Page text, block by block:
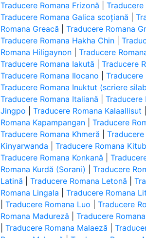
Traducere Romana Frizonă |Traducere
Traducere Romana Galica scoțiană |
Romana Greacă |Traducere Romana
Traducere Romana Hakha Chin |
Romana Hiligaynon |Traducere
Traducere Romana Iakută |Traducere
Traducere Romana Ilocano |Traducere
Traducere Romana Inuktut (scriere
Traducere Romana Italiană |Traducere
Jingpo |Traducere Romana Kalaallisut
Romana Kapampangan |Traducere
Traducere Romana Khmeră |
Kinyarwanda |Traducere Romana
Traducere Romana Konkană |
Romana Kurdă (Sorani)
|Traducere
Latină |Traducere Romana Letonă |
Romana Lingala |Traducere Romana
|Traducere Romana Luo |Traducere
Romana Madureză |Traducere
|Traducere Romana Malaeză |